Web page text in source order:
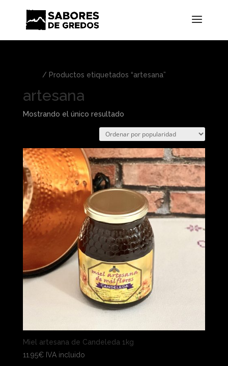
/ Productos etiquetados “artesana”
artesana
Mostrando el único resultado
Miel artesana de Candeleda 1kg
11.95€ IVA incluido